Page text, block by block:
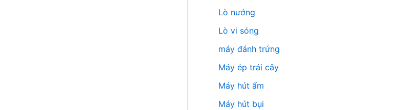
Lò nướng
Lò vi sóng
máy đánh trứng
Máy ép trái cây
Máy hút ẩm
Máy hút bụi